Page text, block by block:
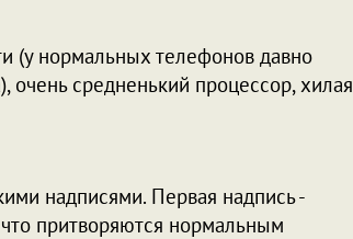
(у нормальных телефонов давно
очень средненький процессор, хилая
надписями. Первая надпись -
притворяются нормальным